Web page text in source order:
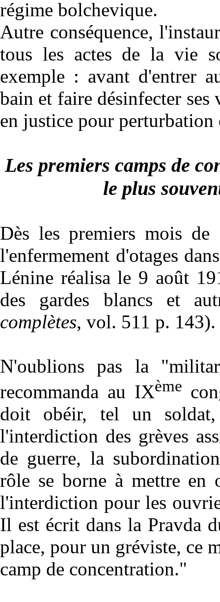
régime bolchevique.
Autre conséquence,
tous les actes de la vie
exemple : avant d'entrer
bain et faire désinfecter ses
en justice pour
Les premiers camps de
le plus
Dès les premiers mois de
l'enfermement d'otages
Lénine réalisa le 9 août
des gardes blancs et
complètes, vol. 511 p. 143).
N'oublions pas la
recommanda au IXème
doit obéir, tel un
l'interdiction des grèves
de guerre, la
rôle se borne à mettre en
l'interdiction pour les
Il est écrit dans la Pravda
place, pour un gréviste, ce
camp de concentration."